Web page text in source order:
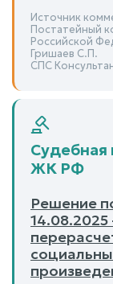
Источник
Постатейный
Российской
Гришаев С.П.
СПС
Судебная
ЖК РФ
Решение